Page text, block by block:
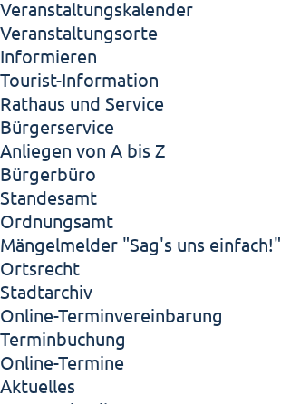
Veranstaltungskalender
Veranstaltungsorte
Informieren
Tourist-Information
Rathaus und Service
Bürgerservice
Anliegen von A bis Z
Bürgerbüro
Standesamt
Ordnungsamt
Mängelmelder "Sag's uns einfach!"
Ortsrecht
Stadtarchiv
Online-Terminvereinbarung
Terminbuchung
Online-Termine
Aktuelles